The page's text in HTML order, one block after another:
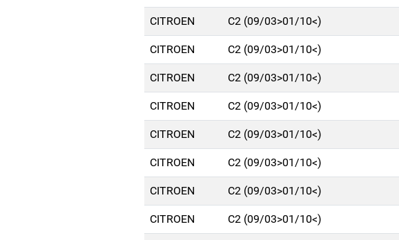
CITROEN C2 (09/03>01/10<)
CITROEN C2 (09/03>01/10<)
CITROEN C2 (09/03>01/10<)
CITROEN C2 (09/03>01/10<)
CITROEN C2 (09/03>01/10<)
CITROEN C2 (09/03>01/10<)
CITROEN C2 (09/03>01/10<)
CITROEN C2 (09/03>01/10<)